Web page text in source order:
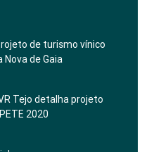
de turismo vínico
de Gaia
Tejo detalha projeto
2020